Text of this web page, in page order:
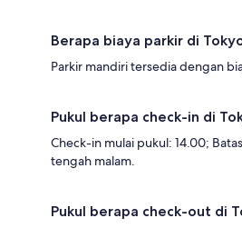
Berapa biaya parkir di
Parkir mandiri tersedia dengan
Pukul berapa check-in di
Check-in mulai pukul: 14.00;
tengah malam.
Pukul berapa check-out di